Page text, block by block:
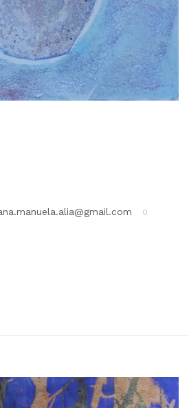
0